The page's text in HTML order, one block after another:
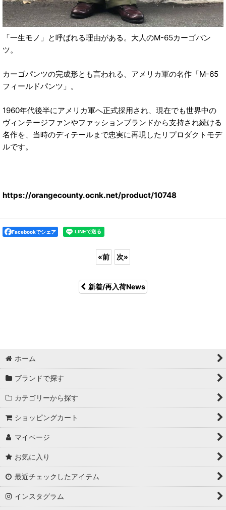
「一生モノ」と呼ばれる理由がある。大人のM-65カーゴパン
ツ。
カーゴパンツの完成形とも言われる、アメリカ軍の名作「M-65
フィールドパンツ」。
1960年代後半にアメリカ軍へ正式採用され、現在でも世界中の
ヴィンテージファンやファッションブランドから支持され続ける
名作を、当時のディテールまで忠実に再現したリプロダクトモデ
ルです。
https://orangecounty.ocnk.net/product/10748
Facebookでシェア
«前 次»
新着/再入荷News
ホーム
ブランドで探す
カテゴリーから探す
ショッピングカート
マイページ
お気に入り
最近チェックしたアイテム
インスタグラム